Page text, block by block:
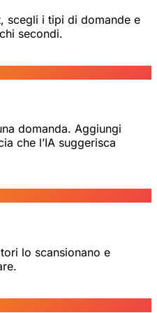
scegli i tipi di domande e
secondi.
domanda. Aggiungi
che l’IA suggerisca
lo scansionano e